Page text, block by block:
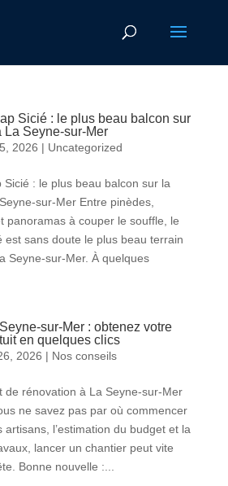
Sicié : le plus beau balcon sur
La Seyne-sur-Mer
2026 | Uncategorized
Sicié : le plus beau balcon sur la
sur-Mer Entre pinèdes,
panoramas à couper le souffle, le
est sans doute le plus beau terrain
Seyne-sur-Mer. À quelques
sur-Mer : obtenez votre
en quelques clics
2026 | Nos conseils
de rénovation à La Seyne-sur-Mer
ne savez pas par où commencer
l’estimation du budget et la
lancer un chantier peut vite
Bonne nouvelle :...